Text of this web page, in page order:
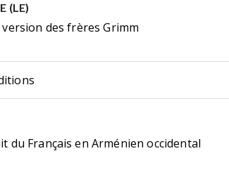
(LE)
des frères Grimm
du Français en Arménien occidental